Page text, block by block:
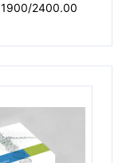
1900/2400.00